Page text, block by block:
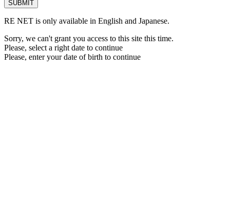
RE NET is only available in English and Japanese.
Sorry, we can't grant you access to this site this time.
Please, select a right date to continue
Please, enter your date of birth to continue